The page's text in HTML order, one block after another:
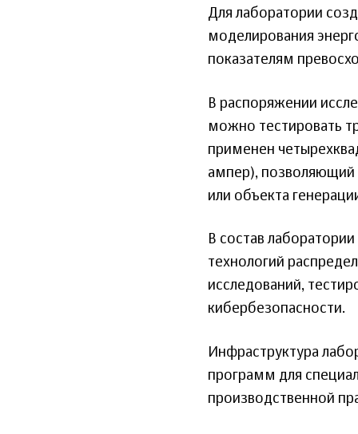
Для лаборатории
моделирования
показателям
В распоряжении
можно тестировать
применен
ампер), позволяющий
или объекта
В состав
технологий
исследований,
кибербезопасности.
Инфраструктура
программ для
производственной